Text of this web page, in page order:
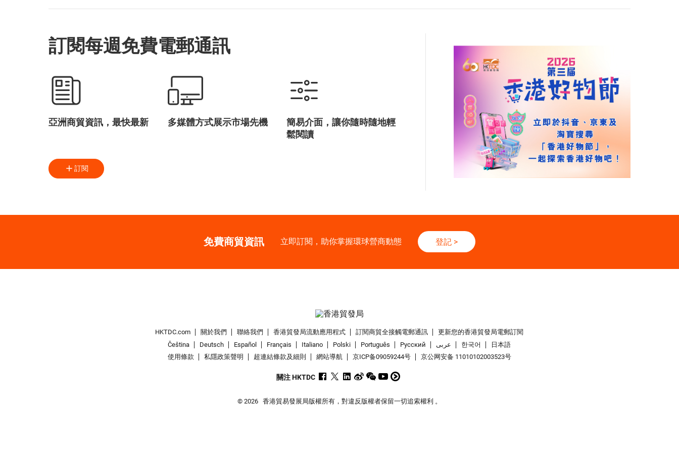
訂閱每週免費電郵通訊
亞洲商貿資訊，最快最新 多媒體方式展示市場先機
簡易介面，讓你隨時隨地輕
鬆閱讀
訂閱
免費商貿資訊 立即訂閱，助你掌握環球營商動態 登記>
HKTDC.com 關於我們 聯絡我們 香港貿發局流動應用程式 訂閱商貿全接觸電郵通訊
更新您的香港貿發局電郵訂閱
Čeština
Deutsch Español Français Italiano Polski Português Pусский عربى 한국어
日本語
使用條款
私隱政策聲明 超連結條款及細則 網站導航 京ICP备09059244号 京公网安备 11010102003523号
關注 HKTDC
© 2026 香港貿易發展局版權所有，對違反版權者保留一切追索權利 。